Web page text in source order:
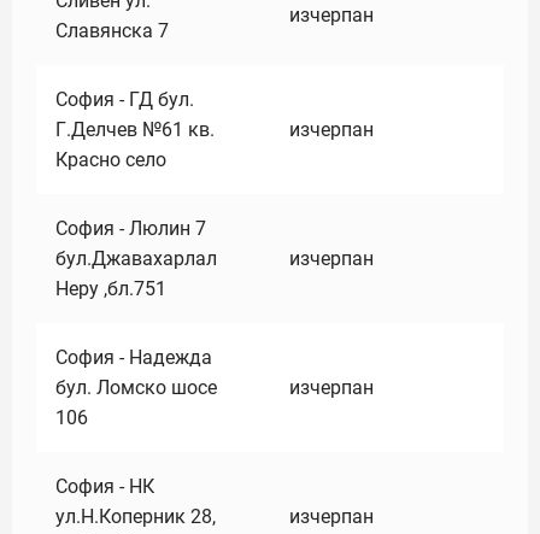
Славянска 7
изчерпан
София - ГД бул.
Г.Делчев №61 кв.
Красно село
изчерпан
София - Люлин 7
бул.Джавахарлал
Неру ,бл.751
изчерпан
София - Надежда
бул. Ломско шосе
106
изчерпан
София - НК
ул.Н.Коперник 28,
изчерпан